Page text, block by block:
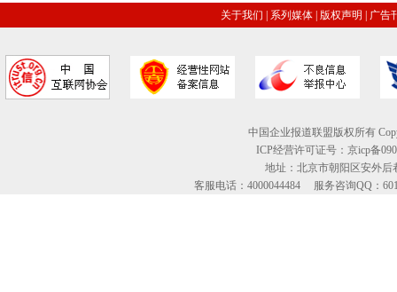
关于我们 系列媒体 |版权声明 广告
中国企业报道联盟版权所有
ICP经营许可证号：京icp备
地址：北京市朝阳区安外后
客服电话：4000044484 服务咨询QQ：